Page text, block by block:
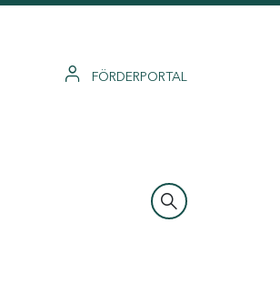
FÖRDERPORTAL